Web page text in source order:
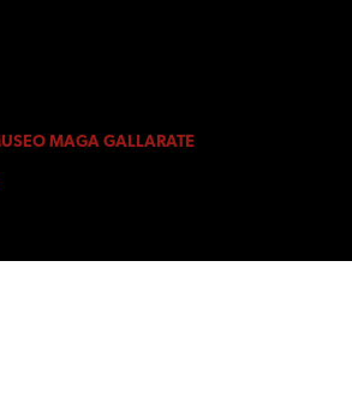
MAGA GALLARATE